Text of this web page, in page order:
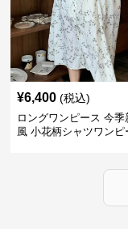
¥6,400 (税込)
ロングワンピース 今季
風 小花柄シャツワンピ